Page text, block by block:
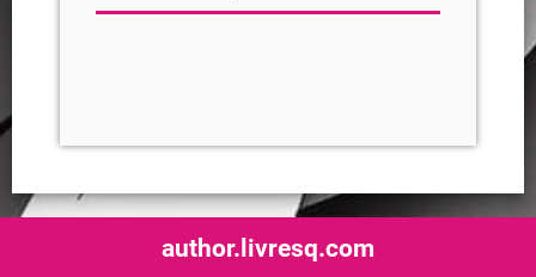
author.livresq.com